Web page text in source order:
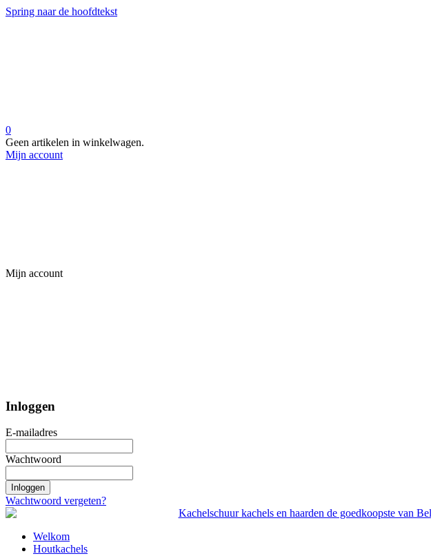
Spring naar de hoofdtekst
0
Geen artikelen in winkelwagen.
Mijn account
Mijn account
Inloggen
E-mailadres
Wachtwoord
Inloggen
Wachtwoord vergeten?
Welkom
Houtkachels